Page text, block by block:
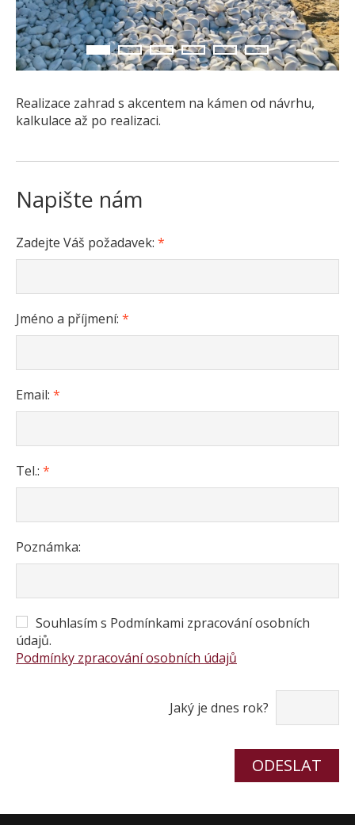
Pískovec
Solitéry
Kamenné bloky
BERA GRAVEL FIX
Terazzo
DLAŽEBNÍ KOSTKY
MLATOVÉ POVRCHY
NOVINKY
KONTAKT
Realizace zahrad s akcentem na kámen od návrhu,
kalkulace až po realizaci.
Napište nám
Zadejte Váš požadavek: *
Jméno a příjmení: *
Email: *
Tel.: *
Poznámka:
Souhlasím s Podmínkami zpracování osobních
údajů.
Podmínky zpracování osobních údajů
Jaký je dnes rok?